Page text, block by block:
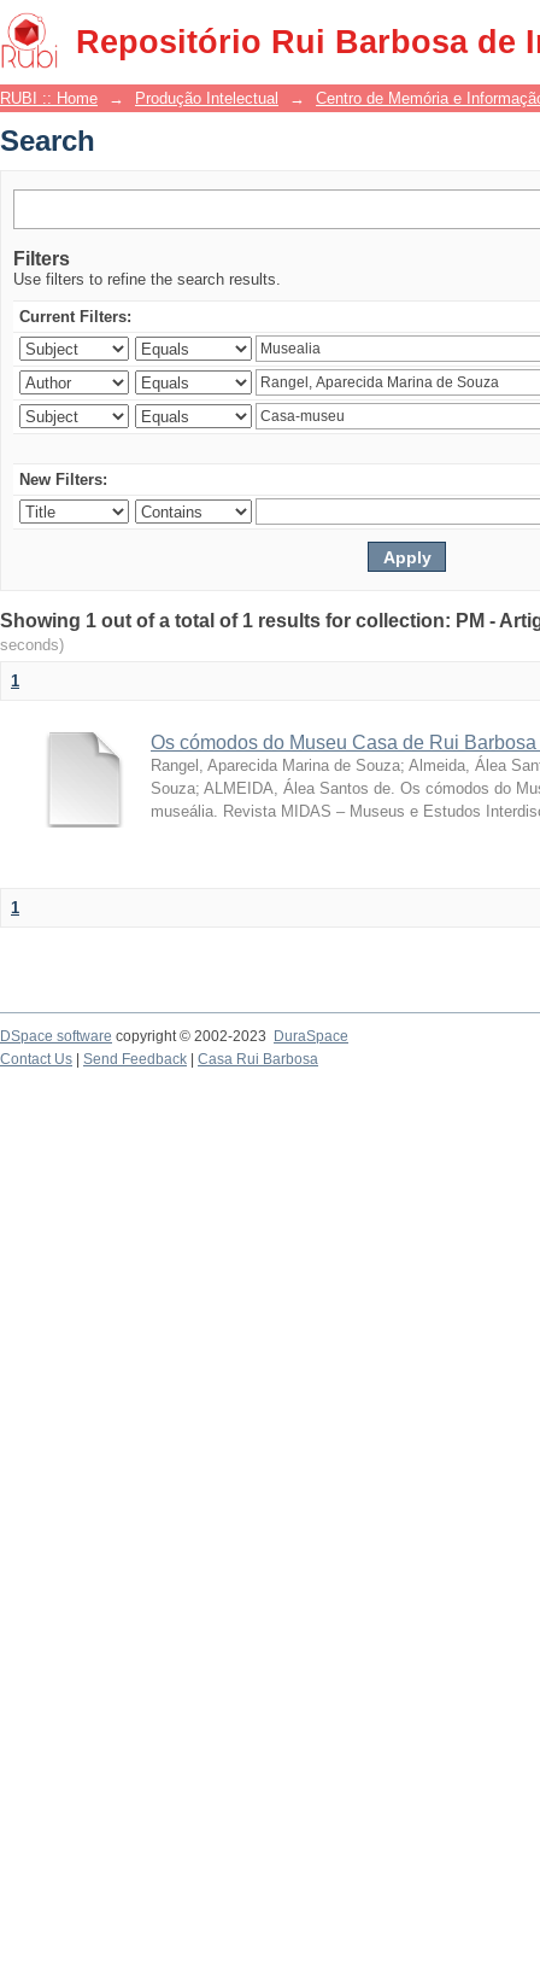
Repositório Rui Barbosa de
Search
RUBI :: Home → Produção Intelectual → Centro de Memória e
Search
Filters
Use filters to refine the search results.
Current Filters:
New Filters:
Showing 1 out of a total of 1 results for collection: PM -
seconds)
1
Os cómodos do Museu Casa de Rui
Rangel, Aparecida Marina de Souza; Almeida, Álea
Souza; ALMEIDA, Álea Santos de. Os cómodos do
museália. Revista MIDAS – Museus e Estudos
1
DSpace software copyright © 2002-2023
DuraSpace
Contact Us
Send Feedback Casa Rui Barbosa